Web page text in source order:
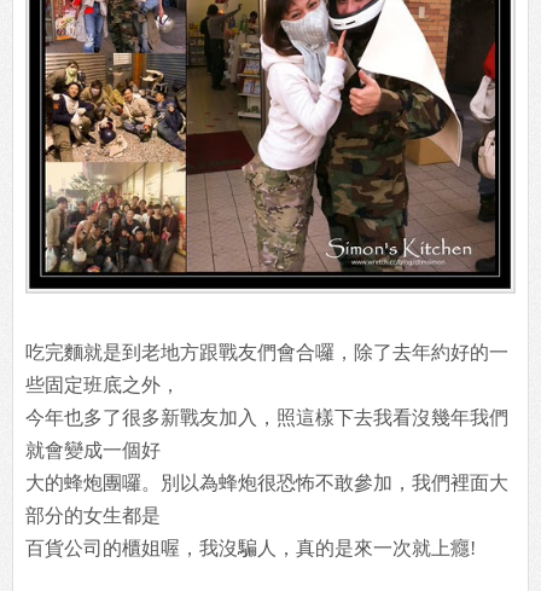
吃完麵就是到老地方跟戰友們會合囉，除了去年約好的一
些固定班底之外，
今年也多了很多新戰友加入，照這樣下去我看沒幾年我們
就會變成一個好
大的蜂炮團囉。別以為蜂炮很恐怖不敢參加，我們裡面大
部分的女生都是
百貨公司的櫃姐喔，我沒騙人，真的是來一次就上癮!